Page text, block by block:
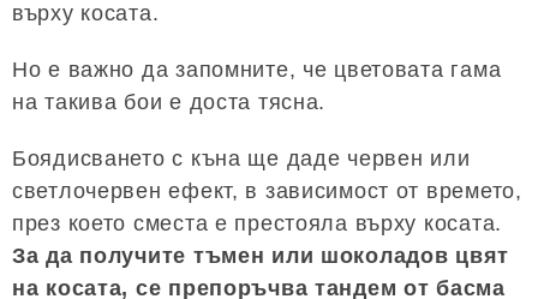
върху косата.
Но е важно да запомните, че цветовата гама
на такива бои е доста тясна.
Боядисването с къна ще даде червен или
светлочервен ефект, в зависимост от времето,
през което сместа е престояла върху косата.
За да получите тъмен или шоколадов цвят
на косата, се препоръчва тандем от басма